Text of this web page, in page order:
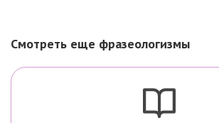
Смотреть еще фразеологизмы